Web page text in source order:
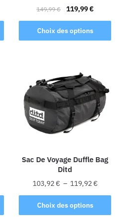
149,99€
Le
prix
initial
était :
119,99€Le
prix
actuel
est :
Choix des options
Ce
produit
variations.
Les
options
peuvent
être
choisies
la
page
du
produit
Sac De Voyage Duffle Bag
Ditd
103,92€ – 119,92€Plage
de
103,92
Choix des options
Ce
produit